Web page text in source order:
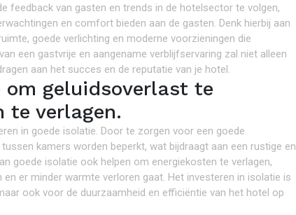
feedback van gasten en trends in de hotelsector te volgen,
en comfort bieden aan de gasten. Denk hierbij aan
goede verlichting en moderne voorzieningen die
een gastvrije en aangename verblijfservaring zal niet alleen
aan het succes en de reputatie van je hotel.
om geluidsoverlast te
te verlagen.
in goede isolatie. Door te zorgen voor een goede
kamers worden beperkt, wat bijdraagt aan een rustige en
goede isolatie ook helpen om energiekosten te verlagen,
er minder warmte verloren gaat. Het investeren in isolatie is
ook voor de duurzaamheid en efficiëntie van het hotel op